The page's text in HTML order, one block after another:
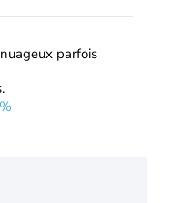
parfois